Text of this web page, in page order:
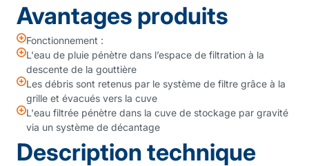
Avantages produits
Fonctionnement :
L'eau de pluie pénètre dans l’espace de filtration à la
descente de la gouttière
Les débris sont retenus par le système de filtre grâce à la
grille et évacués vers la cuve
L'eau filtrée pénètre dans la cuve de stockage par gravité
via un système de décantage
Description technique